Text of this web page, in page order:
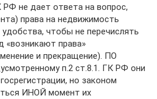
не дает ответа на вопрос,
права на недвижимость
чтобы не перечислять
«возникают права»
и прекращение). ПО
п.2 ст.8.1. ГК РФ они
но законом
ИНОЙ момент их